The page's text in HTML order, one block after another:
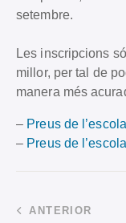
setembre.
Les inscripcions
millor, per tal de
manera més
– Preus de
– Preus de
ANTERIOR